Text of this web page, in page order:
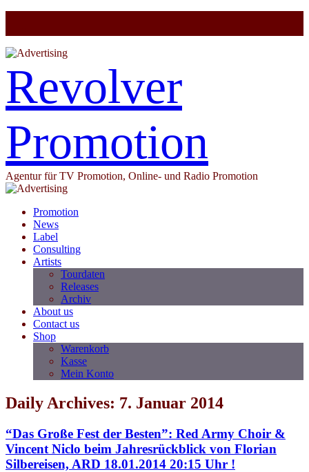
Revolver
Promotion
Agentur für TV Promotion, Online- und Radio Promotion
Promotion
News
Label
Consulting
Artists
Tourdaten
Releases
Archiv
About us
Contact us
Shop
Warenkorb
Kasse
Mein Konto
Daily Archives: 7. Januar 2014
“Das Große Fest der Besten”: Red Army Choir &
Vincent Niclo beim Jahresrückblick von Florian
Silbereisen, ARD 18.01.2014 20:15 Uhr !